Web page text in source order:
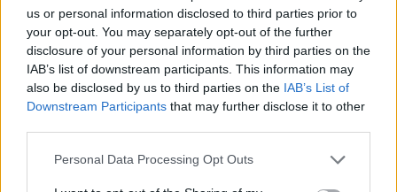
us or personal information disclosed to third parties prior to
your opt-out. You may separately opt-out of the further
disclosure of your personal information by third parties on the
IAB’s list of downstream participants. This information may
also be disclosed by us to third parties on the IAB’s List of
Downstream Participants that may further disclose it to other
Personal Data Processing Opt Outs